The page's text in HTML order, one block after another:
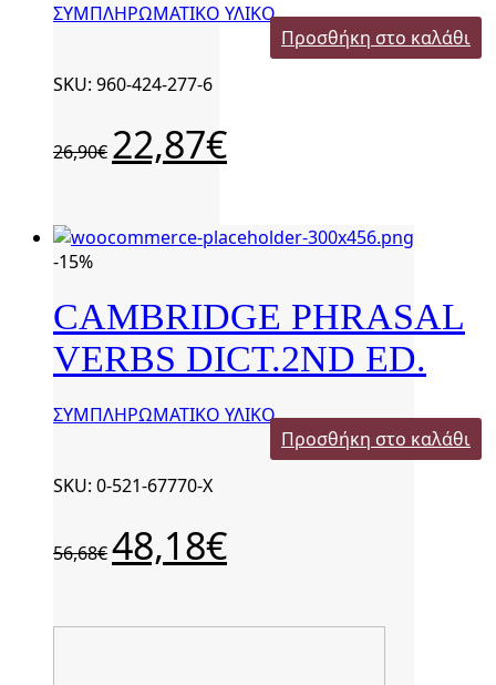
ΣΥΜΠΛΗΡΩΜΑΤΙΚΟ ΥΛΙΚΟ
Προσθήκη στο καλάθι
SKU: 960-424-277-6
26,90€
Original
price
22,87€Η
τρέχουσα
22,87€.
-15%
CAMBRIDGE PHRASAL
VERBS DICT.2ND ED.
ΣΥΜΠΛΗΡΩΜΑΤΙΚΟ ΥΛΙΚΟ
Προσθήκη στο καλάθι
SKU: 0-521-67770-Χ
56,68€
Original
price
48,18€Η
τρέχουσα
48,18€.